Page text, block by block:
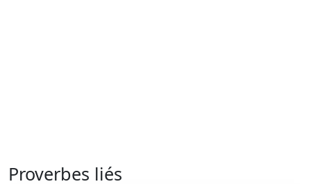
Proverbes liés